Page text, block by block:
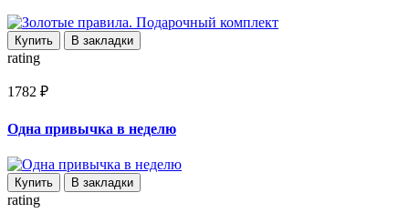
Купить В закладки
rating
1782 ₽
Одна привычка в неделю
Купить В закладки
rating